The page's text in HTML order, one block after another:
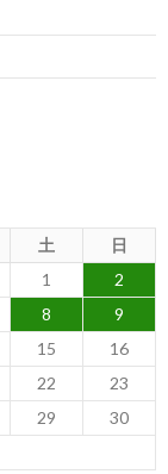
土
日
1
2
8
9
15
16
22
23
29
30